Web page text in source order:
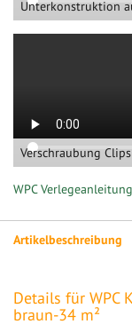
Artikelbeschreibung
Details für WPC
braun-34 m²
Unterkonstruktion
Verschraubung
WPC Verlegeanleitung